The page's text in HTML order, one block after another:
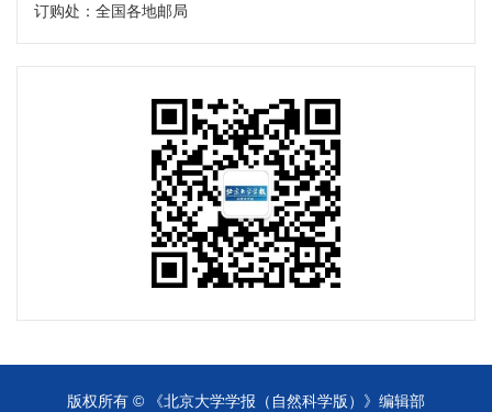
订购处：全国各地邮局
版权所有 © 《北京大学学报（自然科学版）》编辑部